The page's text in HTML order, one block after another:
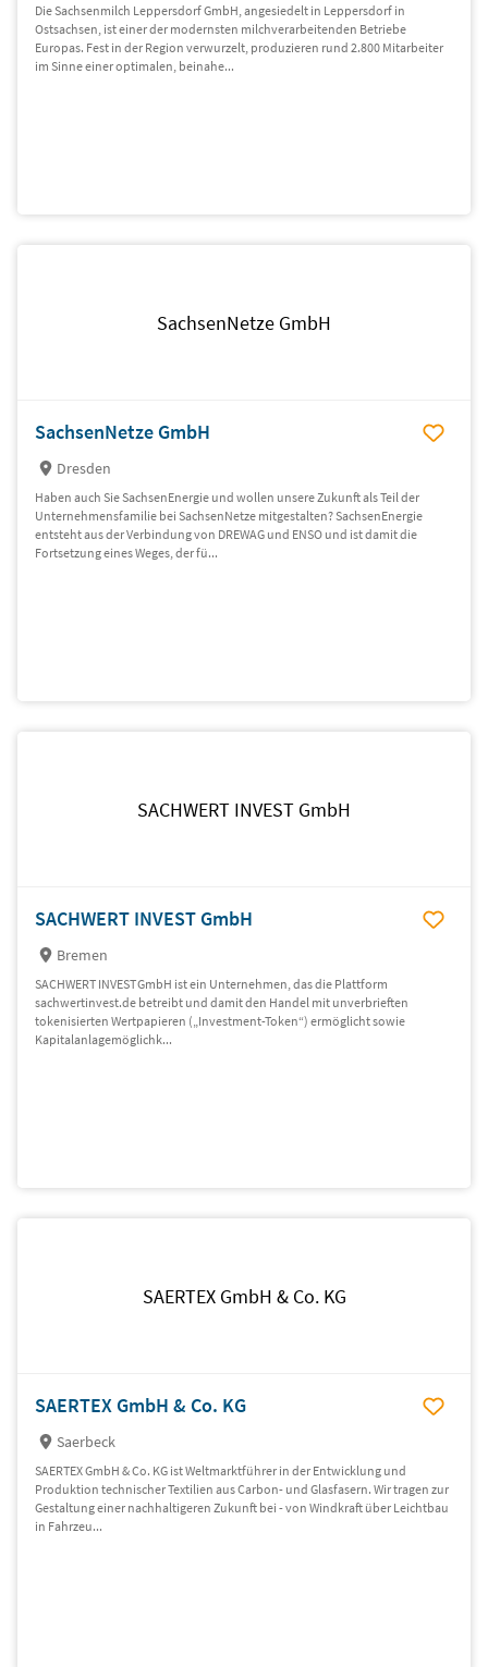
Die Sachsenmilch Leppersdorf GmbH, angesiedelt in Leppersdorf in
Ostsachsen, ist einer der modernsten milchverarbeitenden Betriebe
Europas. Fest in der Region verwurzelt, produzieren rund 2.800 Mitarbeiter
im Sinne einer optimalen, beinahe...
SachsenNetze GmbH
SachsenNetze GmbH
Dresden
Haben auch Sie SachsenEnergie und wollen unsere Zukunft als Teil der
Unternehmensfamilie bei SachsenNetze mitgestalten? SachsenEnergie
entsteht aus der Verbindung von DREWAG und ENSO und ist damit die
Fortsetzung eines Weges, der fü...
SACHWERT INVEST GmbH
SACHWERT INVEST GmbH
Bremen
SACHWERT INVEST GmbH ist ein Unternehmen, das die Plattform
sachwertinvest.de betreibt und damit den Handel mit unverbrieften
tokenisierten Wertpapieren („Investment-Token“) ermöglicht sowie
Kapitalanlagemöglichk...
SAERTEX GmbH & Co. KG
SAERTEX GmbH & Co. KG
Saerbeck
SAERTEX GmbH & Co. KG ist Weltmarktführer in der Entwicklung und
Produktion technischer Textilien aus Carbon- und Glasfasern. Wir tragen zur
Gestaltung einer nachhaltigeren Zukunft bei - von Windkraft über Leichtbau
in Fahrzeu...